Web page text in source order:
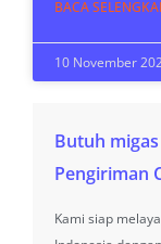
BACA
10 November
Butuh
Pengiriman
Kami siap